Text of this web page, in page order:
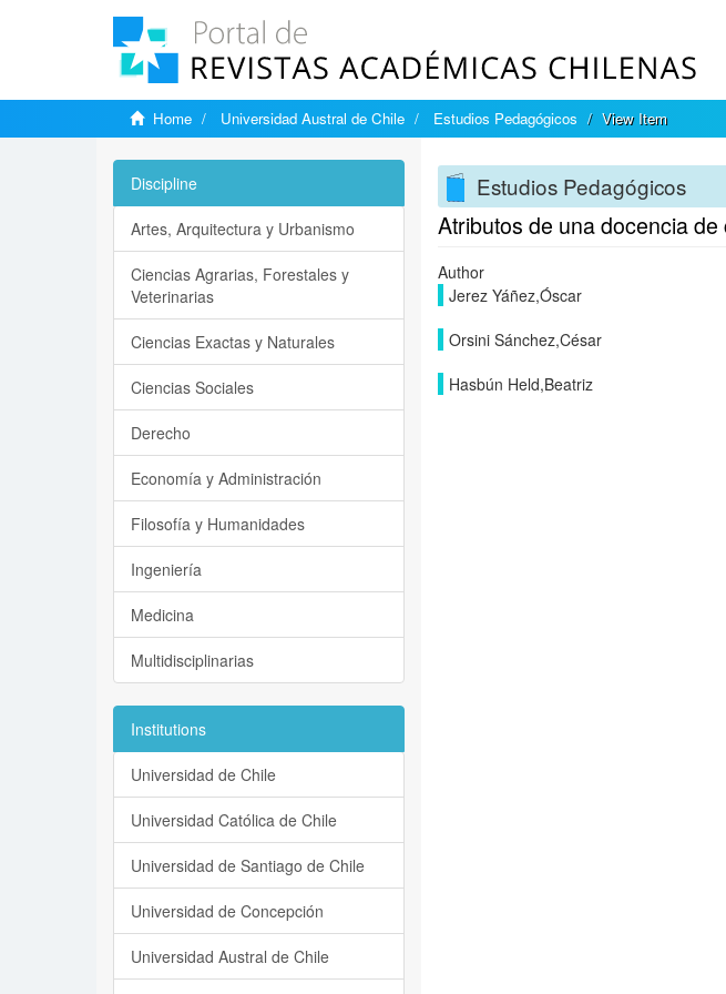
Home Universidad Austral de Chile Estudios Pedagógicos View Item
Estudios Pedagógicos
Atributos de una docencia
Author
Jerez Yáñez,Óscar
Orsini Sánchez,César
Hasbún Held,Beatriz
Discipline
Artes, Arquitectura y Urbanismo
Ciencias Agrarias, Forestales y
Veterinarias
Ciencias Exactas y Naturales
Ciencias Sociales
Derecho
Economía y Administración
Filosofía y Humanidades
Ingeniería
Medicina
Multidisciplinarias
Institutions
Universidad de Chile
Universidad Católica de Chile
Universidad de Santiago de Chile
Universidad de Concepción
Universidad Austral de Chile